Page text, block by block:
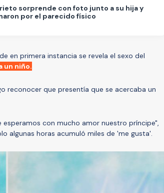
sorprende con foto junto a su hija y
por el parecido físico
en primera instancia se revela el sexo del
un niño.
reconocer que presentía que se acercaba un
esperamos con mucho amor nuestro príncipe",
algunas horas acumuló miles de 'me gusta'.